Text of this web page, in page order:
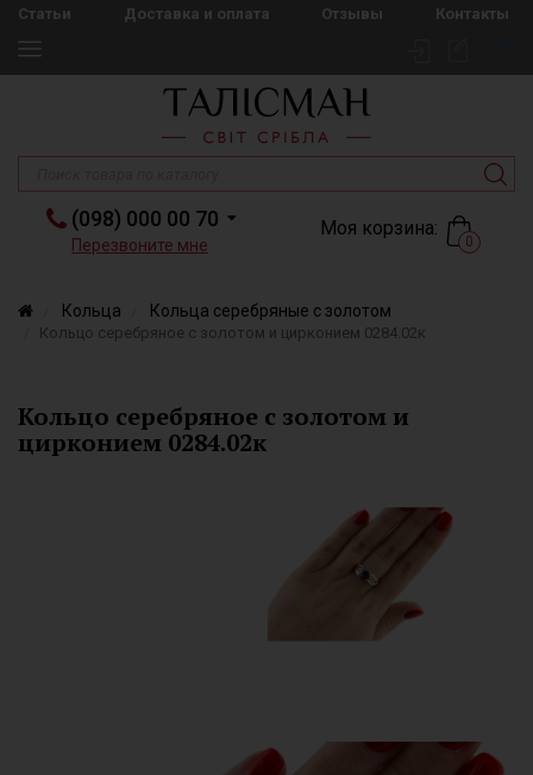
Статьи Доставка и оплата Отзывы Контакты
(098) 000 00 70
Перезвоните мне
Моя корзина:
0
Кольца Кольца серебряные с золотом
Кольцо серебряное с золотом и цирконием 0284.02к
Кольцо серебряное с золотом и
цирконием 0284.02к